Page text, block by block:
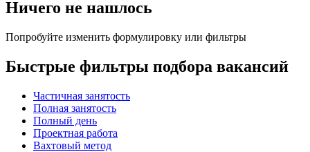
Ничего не нашлось
Попробуйте изменить формулировку или фильтры
Быстрые фильтры подбора вакансий
Частичная занятость
Полная занятость
Полный день
Проектная работа
Вахтовый метод